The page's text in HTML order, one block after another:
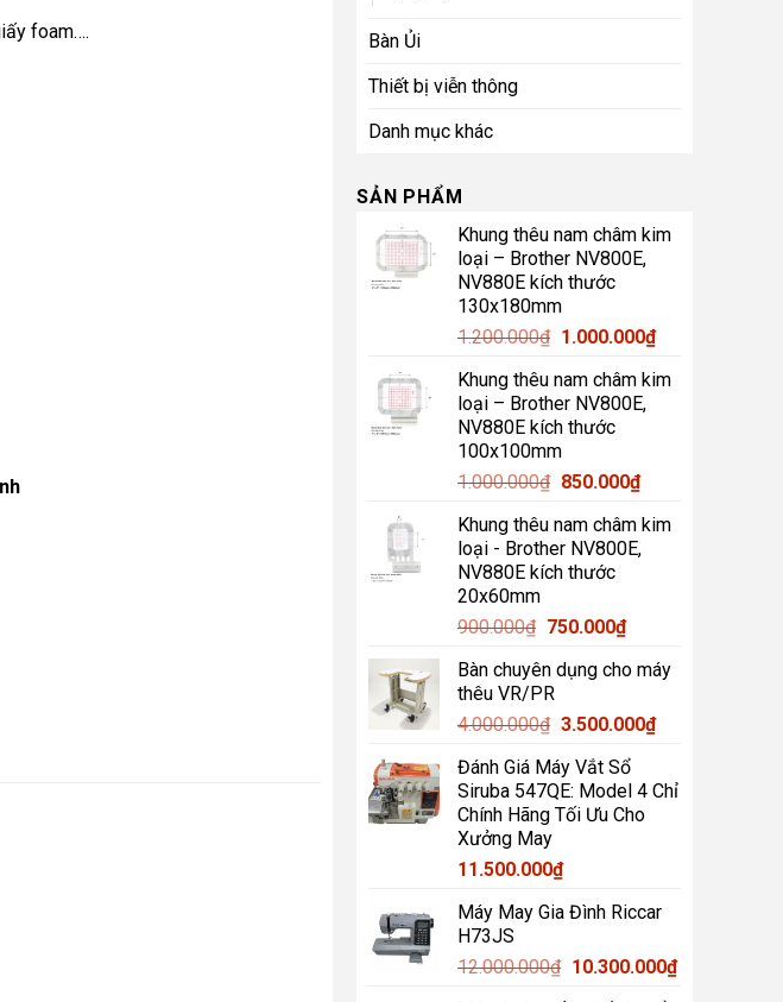
foam….
Bàn Ủi
Thiết bị viễn thông
Danh mục khác
SẢN PHẨM
Khung thêu nam châm kim
loại – Brother NV800E,
NV880E kích thước
130x180mm
1.200.000₫ Giá
là:
1.200.000₫.
1.000.000₫Giá
tại
Khung thêu nam châm kim
loại – Brother NV800E,
NV880E kích thước
100x100mm
1.000.000₫ Giá
là:
1.000.000₫.
850.000₫Giá
tại
là:
Khung thêu nam châm kim
loại - Brother NV800E,
NV880E kích thước
20x60mm
900.000₫ Giá
là:
900.000₫.
750.000₫Giá
tại
750.000₫.
Bàn chuyên dụng cho máy
thêu VR/PR
4.000.000₫ Giá
là:
4.000.000₫.
3.500.000₫Giá
là:
Đánh Giá Máy Vắt Sổ
Siruba 547QE: Model 4 Chỉ
Chính Hãng Tối Ưu Cho
Xưởng May
11.500.000₫
Máy May Gia Đình Riccar
H73JS
12.000.000₫ Giá
10.300.000₫Giá